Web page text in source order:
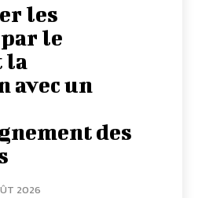
les
le
la
avec un
des
2026